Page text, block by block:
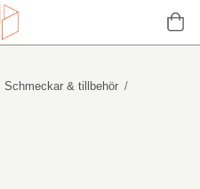
Schmeckar & tillbehör /